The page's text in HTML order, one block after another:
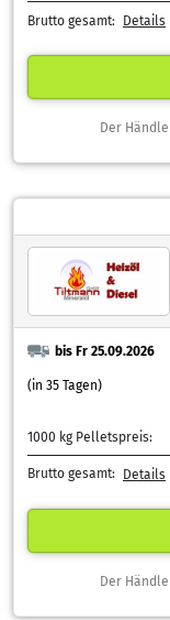
Brutto gesamt: Details
Der
bis Fr 25.09.2026
(in 35 Tagen)
1000 kg Pelletspreis:
Brutto gesamt: Details
Der